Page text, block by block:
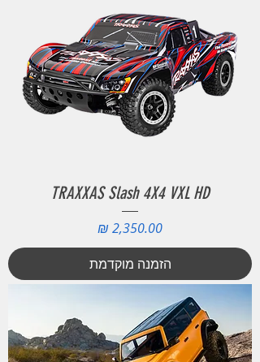
TRAXXAS Slash 4X4 VXL HD
מחיר
הזמנה מוקדמת